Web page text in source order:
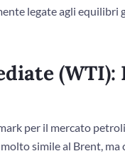
legate agli
per il mercato
simile al Brent,